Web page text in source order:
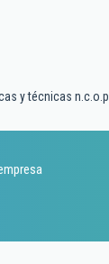
y técnicas n.c.o.p.